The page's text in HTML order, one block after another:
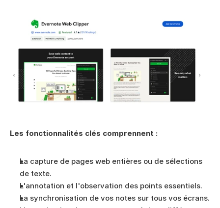
Les fonctionnalités clés comprennent :
La capture de pages web entières ou de sélections
de texte.
L'annotation et l'observation des points essentiels.
La synchronisation de vos notes sur tous vos écrans.